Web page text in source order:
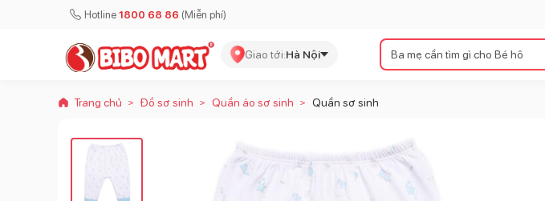
Hotline 1800 68 86 (Miễn phí)
Giao tới:Hà Nội
Trang chủ > Đồ sơ sinh > Quần áo sơ sinh > Quần sơ sinh